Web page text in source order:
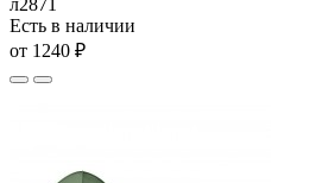
Есть в наличии
от 1240 ₽